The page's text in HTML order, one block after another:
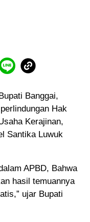
Banggai,
Hak
Kerajinan,
Santika Luwuk
APBD, Bahwa
hasil temuannya
ujar Bupati